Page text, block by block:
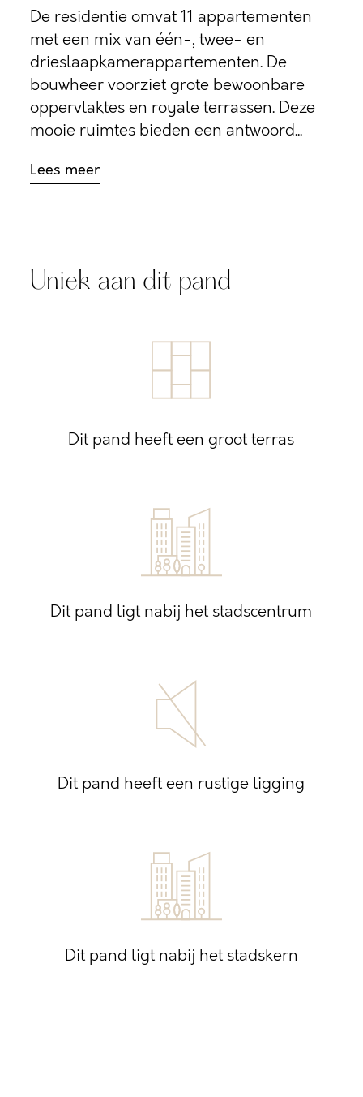
De residentie omvat 11 appartementen
met een mix van één-, twee- en
drieslaapkamerappartementen. De
bouwheer voorziet grote bewoonbare
oppervlaktes en royale terrassen. Deze
mooie ruimtes bieden een antwoord...
Lees meer
Uniek aan dit pand
Dit pand heeft een groot terras
Dit pand ligt nabij het stadscentrum
Dit pand heeft een rustige ligging
Dit pand ligt nabij het stadskern